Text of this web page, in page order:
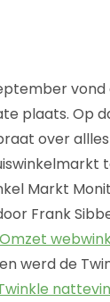
vond
plaats. Op
over
Markt
Frank
Omzet
werd de